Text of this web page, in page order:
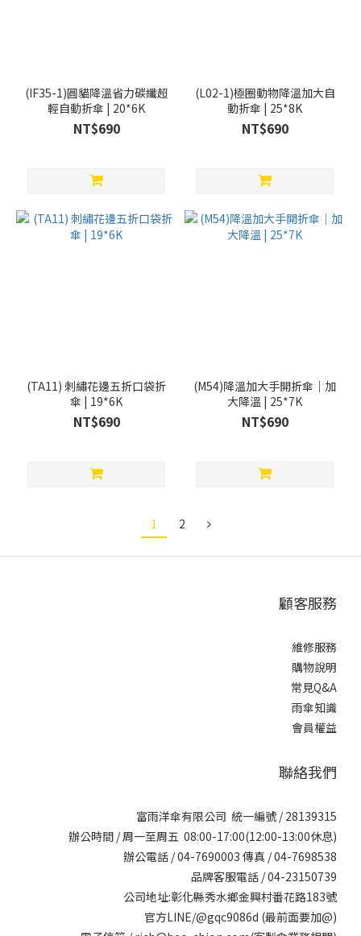
(IF35-1)圓貓降溫省力碳纖超
輕自動折傘 | 20*6K
NT$690
(L02-1)極圈動物降溫加大自
動折傘 | 25*8K
NT$690
(TA11) 刺繡花邊五折口袋折
傘 | 19*6K
NT$690
(M54)降溫加大手開折傘｜加
大降溫 | 25*7K
NT$690
1 2
顧客服務
維修服務
購物說明
常見Q&A
雨傘知識
會員權益
聯絡我們
富雨洋傘有限公司 統一編號 / 28139315
辦公時間 / 周一至周五 08:00-17:00(12:00-13:00休息)
辦公電話 / 04-7690003 傳真 / 04-7698538
品牌客服電話 / 04-23150739
公司地址:彰化縣秀水鄉金興村番花路183號
官方LINE/@gqc9086d (最前面要加@)